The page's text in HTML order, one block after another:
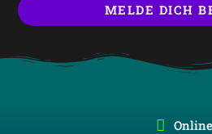
MELDE DICH
Online